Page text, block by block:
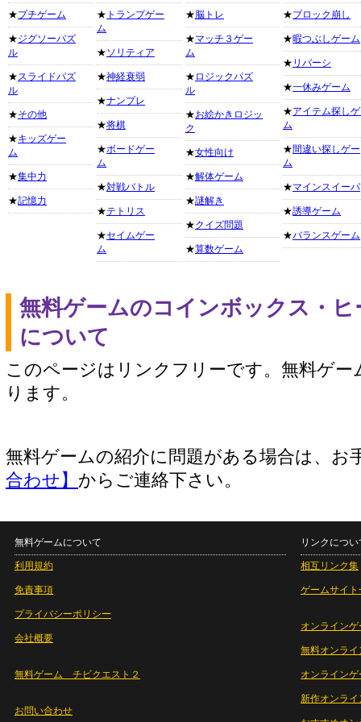
★プチゲーム
★ジグソーパズ
ル
★スライドパズ
ル
★その他
★キッズゲー
ム
★集中力
★記憶力
★ トランプゲー
ム
★ソリティア
★神経衰弱
★ナンプレ
★将棋
★ボードゲー
ム
★対戦バトル
★テトリス
★セイムゲー
ム
★脳トレ
★マッチ３ゲー
ム
★ ロジックパズ
ル
★お絵かきロジッ
ク
★女性向け
★解体ゲーム
★謎解き
★クイズ問題
★算数ゲーム
★ブロック崩し
★暇つぶしゲーム
★ リバーシ
★一休みゲーム
★アイテム探し
ム
★間違い探しゲー
ム
★マインスイーパ
★誘導ゲーム
★バランスゲーム
無料ゲームのコインボックス・
について
このページはリンクフリーです。無料ゲー
ります。
無料ゲームの紹介に問題がある場合は、お
合わせ】 からご連絡下さい。
無料ゲームについて
利用規約
免責事項
プライバシーポリシー
会社概要
無料ゲーム チビクエスト２
お問い合わせ
リンクについ
相互リンク集
ゲームサイト
オンラインゲ
無料オンライ
オンライン
新作オンライ